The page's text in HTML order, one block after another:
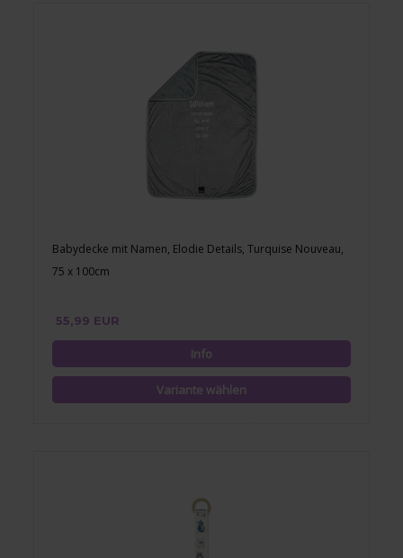
Babydecke mit Namen, Elodie Details, Turquise Nouveau,
75 x 100cm
55,99 EUR